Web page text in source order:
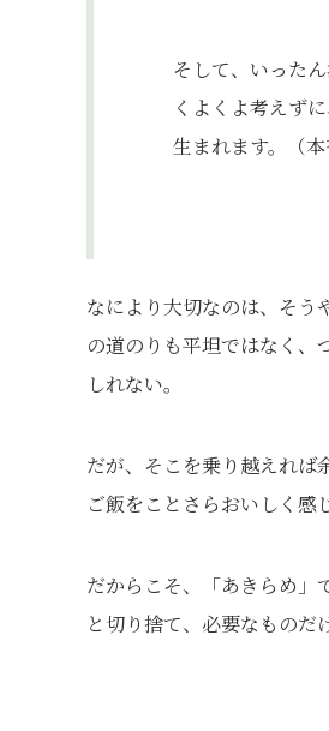
そして、いった
くよくよ考えず
生まれます。（本
なにより大切なのは、そう
の道のりも平坦ではなく、
しれない。
だが、そこを乗り越えれば
ご飯をことさらおいしく感
だからこそ、「あきらめ」
と切り捨て、必要なものだ